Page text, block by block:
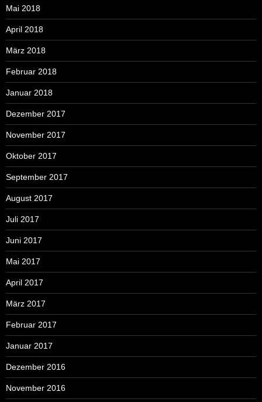
Mai 2018
April 2018
März 2018
Februar 2018
Januar 2018
Dezember 2017
November 2017
Oktober 2017
September 2017
August 2017
Juli 2017
Juni 2017
Mai 2017
April 2017
März 2017
Februar 2017
Januar 2017
Dezember 2016
November 2016